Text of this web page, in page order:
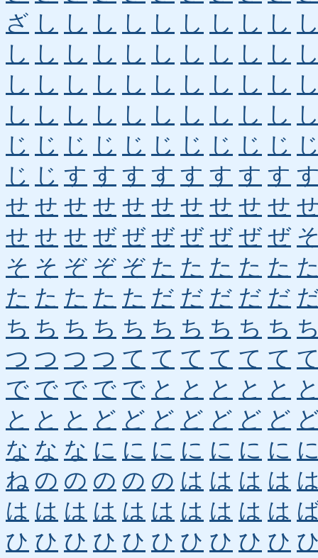
ざ し し し し し し し し し
し し し し し し し し し し
し し し し し し し し し し
し し し し し し し し し し
じ じ じ じ じ じ じ じ じ じ
じ じ す す す す す す す す
せ せ せ せ せ せ せ せ せ せ
せ せ せ ぜ ぜ ぜ ぜ ぜ ぜ ぜ
そ そ ぞ ぞ ぞ た た た た た
た た た た た だ だ だ だ だ
ち ち ち ち ち ち ち ち ち ち
つ つ つ つ て て て て て て
で で で で で と と と と と
と と と ど ど ど ど ど ど ど
な な な に に に に に に に
ね の の の の の は は は は
は は は は は は は は は は
ひ ひ ひ ひ ひ ひ ひ ひ ひ ひ